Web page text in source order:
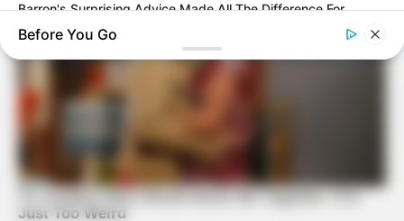
Barron's Surprising Advice Made All The Difference For
Donald
Before You Go